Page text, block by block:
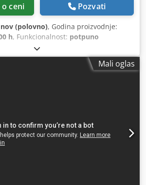
ceni Pozvati
(polovno), Godina proizvodnje:
h, Funkcionalnost: potpuno
težina:1.500 kg
228 A, izlazni napon:400 V,
120 kW
Radni sati (očitanih): Malo sati
- 174 (60Hz) Kapacitet (kW): 120 - 139
John Deere Model motora:
Mali oglas